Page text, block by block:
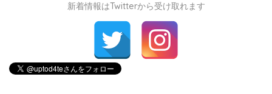
新着情報はTwitterから受け取れます